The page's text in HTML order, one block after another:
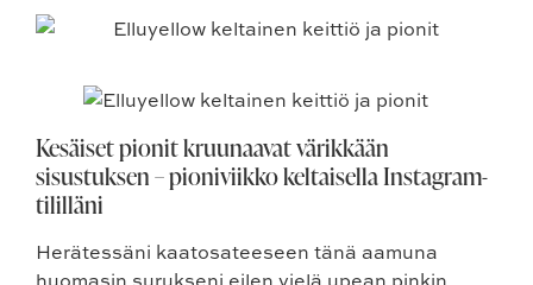
Kesäiset pionit kruunaavat värikkään
sisustuksen – pioniviikko keltaisella Instagram-
tililläni
Herätessäni kaatosateeseen tänä aamuna